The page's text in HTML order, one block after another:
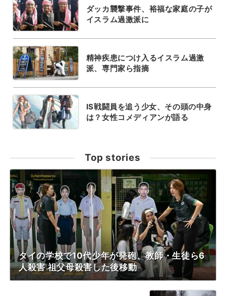
ダッカ襲撃事件、裕福な家庭の子が
イスラム過激派に
精神疾患につけ入るイスラム過激
派、専門家ら指摘
IS戦闘員を追う少女、その頭の中身
は？女性コメディアンが語る
Top stories
タイの学校で10代少年が発砲、教師・生徒ら6
人殺害 祖父母殺害した後移動